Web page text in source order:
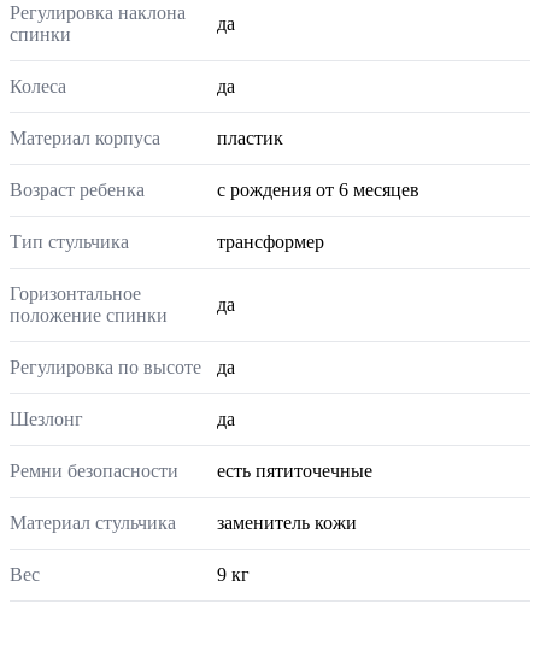
Регулировка наклона
спинки
да
Колеса да
Материал корпуса пластик
Возраст ребенка с рождения от 6 месяцев
Тип стульчика трансформер
Горизонтальное
положение спинки
да
Регулировка по высоте да
Шезлонг да
Ремни безопасности есть пятиточечные
Материал стульчика заменитель кожи
Вес 9 кг